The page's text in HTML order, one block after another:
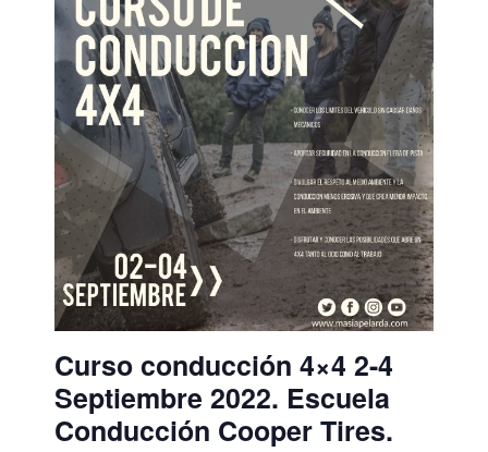
Curso conducción 4×4 2-4
Septiembre 2022. Escuela
Conducción Cooper Tires.